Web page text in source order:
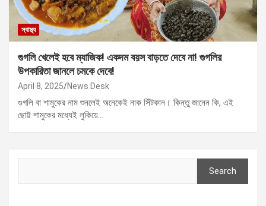
স্বাস্থ্য
গুগলি খেলেই হবে ম্যাজিক! একদম বয়স বাড়তে দেবে না! গুগলির
উপকারিতা জানলে চমকে দেবে!
April 8, 2025 News Desk
গুগলি বা শামুকের নাম শুনলেই অনেকেই নাক সিঁটকান। কিন্তু জানেন কি, এই
ছোট্ট শামুকের মধ্যেই লুকিয়ে…
Search